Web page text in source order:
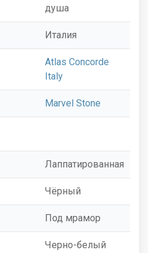
душа
Италия
Atlas Concorde
Italy
Marvel Stone
Лаппатированная
Чёрный
Под мрамор
Черно-белый